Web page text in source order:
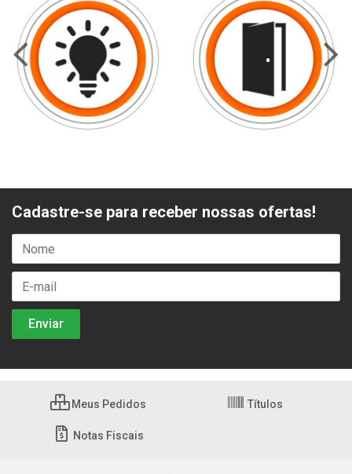
Cadastre-se para receber nossas ofertas!
Meus Pedidos Títulos
Notas Fiscais